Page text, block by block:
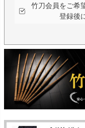
竹刀会員をご希
登録後